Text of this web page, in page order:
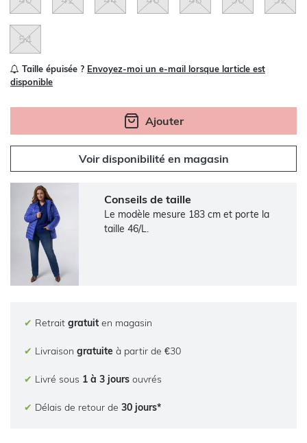
54
Taille épuisée ? Envoyez-moi un e-mail lorsque larticle est
disponible
Ajouter
Voir disponibilité en magasin
Conseils de taille
Le modèle mesure 183 cm et porte la
taille 46/L.
✔ Retrait gratuit en magasin
✔ Livraison gratuite à partir de €30
✔ Livré sous 1 à 3 jours ouvrés
✔ Délais de retour de 30 jours*